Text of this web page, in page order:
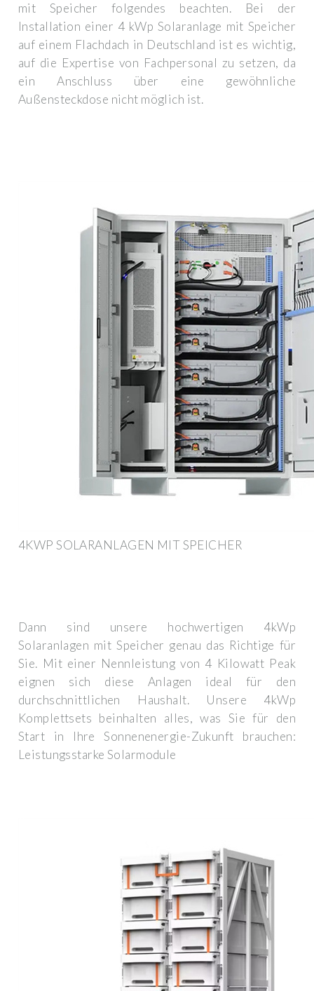
mit Speicher folgendes beachten. Bei der
Installation einer 4 kWp Solaranlage mit Speicher
auf einem Flachdach in Deutschland ist es wichtig,
auf die Expertise von Fachpersonal zu setzen, da
ein Anschluss über eine gewöhnliche
Außensteckdose nicht möglich ist.
4KWP SOLARANLAGEN MIT SPEICHER
Dann sind unsere hochwertigen 4kWp
Solaranlagen mit Speicher genau das Richtige für
Sie. Mit einer Nennleistung von 4 Kilowatt Peak
eignen sich diese Anlagen ideal für den
durchschnittlichen Haushalt. Unsere 4kWp
Komplettsets beinhalten alles, was Sie für den
Start in Ihre Sonnenenergie-Zukunft brauchen:
Leistungsstarke Solarmodule